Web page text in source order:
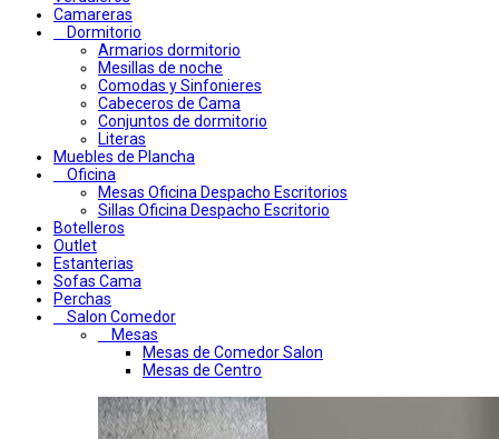
Camareras
Dormitorio
Armarios dormitorio
Mesillas de noche
Comodas y Sinfonieres
Cabeceros de Cama
Conjuntos de dormitorio
Literas
Muebles de Plancha
Oficina
Mesas Oficina Despacho Escritorios
Sillas Oficina Despacho Escritorio
Botelleros
Outlet
Estanterias
Sofas Cama
Perchas
Salon Comedor
Mesas
Mesas de Comedor Salon
Mesas de Centro